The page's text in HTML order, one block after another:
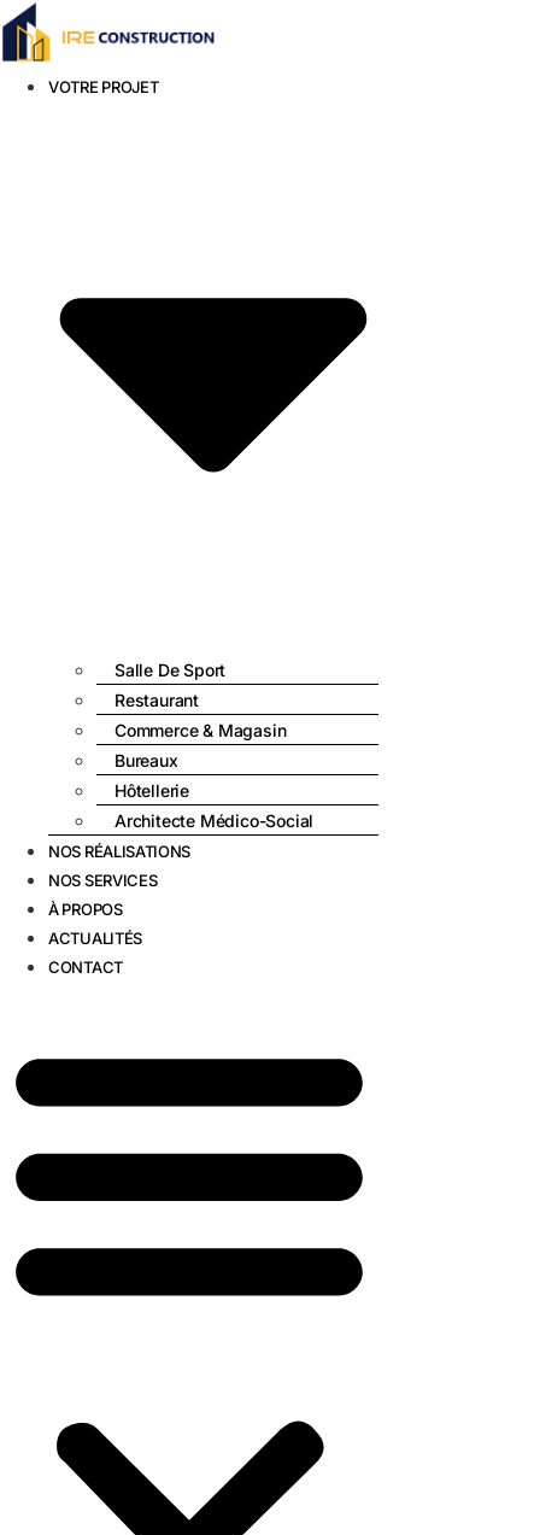
Aller
VOTRE PROJET
Salle De Sport
Restaurant
Commerce & Magasin
Bureaux
Hôtellerie
Architecte Médico-Social
NOS RÉALISATIONS
NOS SERVICES
À PROPOS
ACTUALITÉS
CONTACT